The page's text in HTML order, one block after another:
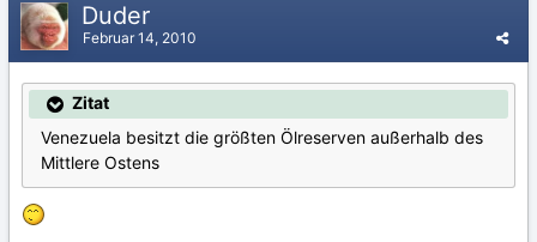
Duder
Februar 14, 2010
Zitat
Venezuela besitzt die größten Ölreserven außerhalb des
Mittlere Ostens